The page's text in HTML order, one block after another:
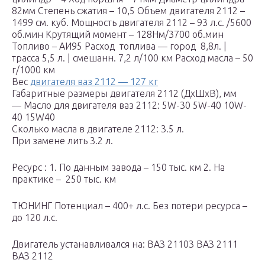
82мм Степень сжатия – 10,5 Объем двигателя 2112 –
1499 см. куб. Мощность двигателя 2112 – 93 л.с. /5600
об.мин Крутящий момент – 128Нм/3700 об.мин
Топливо – АИ95 Расход топлива — город 8,8л. |
трасса 5,5 л. | смешанн. 7,2 л/100 км Расход масла – 50
г/1000 км
Вес двигателя ваз 2112 — 127 кг
Габаритные размеры двигателя 2112 (ДхШхВ), мм
— Масло для двигателя ваз 2112: 5W-30 5W-40 10W-
40 15W40
Сколько масла в двигателе 2112: 3.5 л.
При замене лить 3.2 л.
Ресурс : 1. По данным завода – 150 тыс. км 2. На
практике – 250 тыс. км
ТЮНИНГ Потенциал – 400+ л.с. Без потери ресурса –
до 120 л.с.
Двигатель устанавливался на: ВАЗ 21103 ВАЗ 2111
ВАЗ 2112